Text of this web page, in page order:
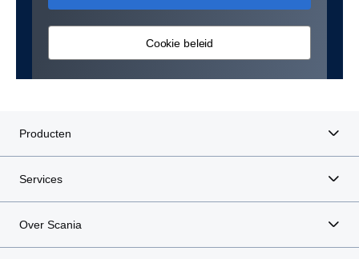
Cookie beleid
Producten
Services
Over Scania